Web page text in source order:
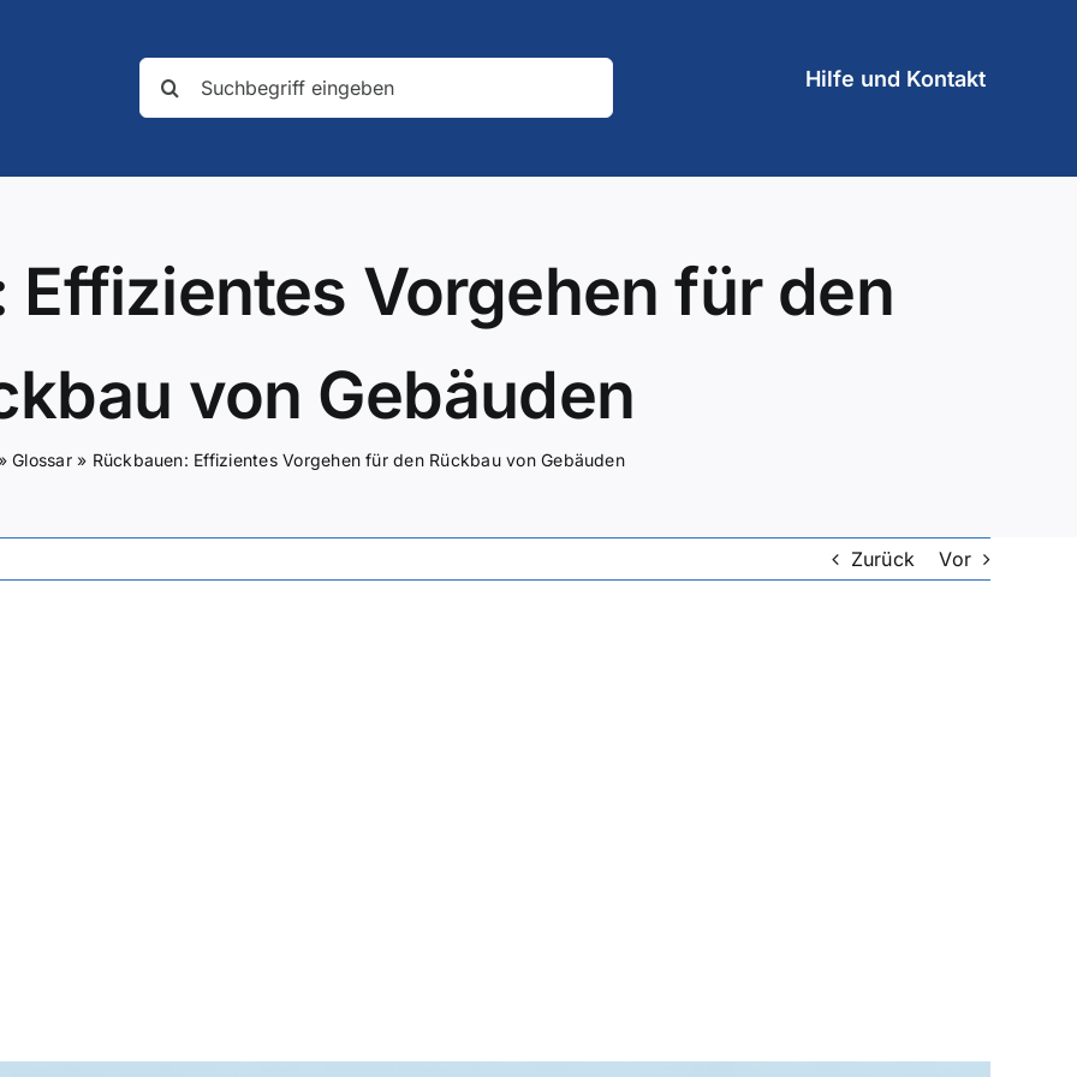
Suche
nach:
Hilfe und Kontakt
Effizientes Vorgehen für den
von Gebäuden
Glossar» Rückbauen: Effizientes Vorgehen für den Rückbau von Gebäuden
Zurück Vor